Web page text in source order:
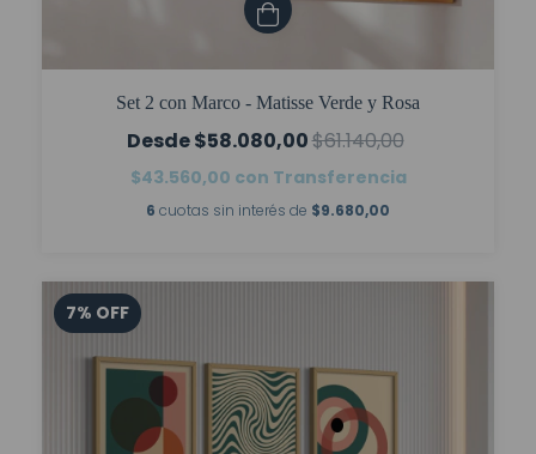
Set 2 con Marco - Matisse Verde y Rosa
$58.080,00$61.140,00
$43.560,00 con Transferencia
6 cuotas sin interés de $9.680,00
7% OFF